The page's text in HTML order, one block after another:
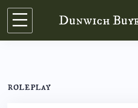
Skip
content
Dunwich
roleplay